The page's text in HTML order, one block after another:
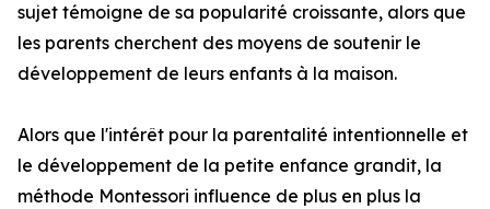
sujet témoigne de sa popularité croissante, alors que
les parents cherchent des moyens de soutenir le
développement de leurs enfants à la maison.
Alors que l'intérêt pour la parentalité intentionnelle et
le développement de la petite enfance grandit, la
méthode Montessori influence de plus en plus la